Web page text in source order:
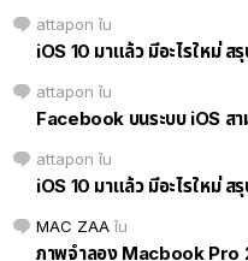
attapon ใน
iOS 10 มาแล้ว มีอะไรใหม่
attapon ใน
Facebook บนระบบ iOS สา
attapon ใน
iOS 10 มาแล้ว มีอะไรใหม่
MAC ZAA ใน
ภาพจำลอง Macbook Pro